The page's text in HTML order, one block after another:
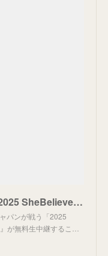
新生なでしこジャパンが臨む「2025 SheBelieves Cup」の全3試合を『ABEMA』で無料生中継！元なでしこFW岩渕真奈が解説…NHKはコロンビア戦を生中継、2試合は録画放送 - 超ワール
パンが戦う「2025
が無料生中継するこ…